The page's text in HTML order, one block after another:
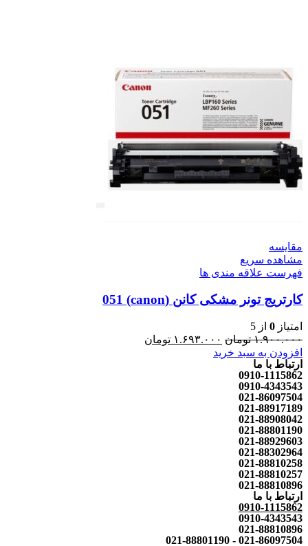
مقایسه
مشاهده سریع
فهرست علاقه مندی ها
کارتریج تونر مشکی کانن (canon) 051
امتیاز 0 از 5
۱.۹۰۰.۰۰۰ تومان ۱.۶۹۳.۰۰۰ تومان
افزودن به سبد خرید
ارتباط با ما
0910-1115862
0910-4343543
021-86097504
021-88917189
021-88908042
021-88801190
021-88929603
021-88302964
021-88810258
021-88810257
021-88810896
ارتباط با ما
0910-1115862
0910-4343543
021-88810896
021-86097504 - 021-88801190